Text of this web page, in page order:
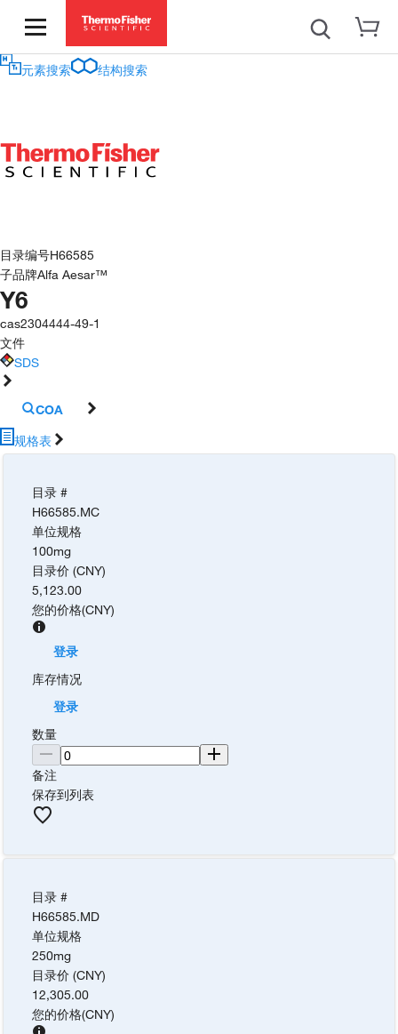
元素搜索 结构搜索
目录编号H66585
子品牌Alfa Aesar™
Y6
cas2304444-49-1
文件
SDS
COA
规格表
目录 #
H66585.MC
单位规格
100mg
目录价 (CNY)
5,123.00
您的价格(CNY)
登录
库存情况
登录
数量
备注
保存到列表
目录 #
H66585.MD
单位规格
250mg
目录价 (CNY)
12,305.00
您的价格(CNY)